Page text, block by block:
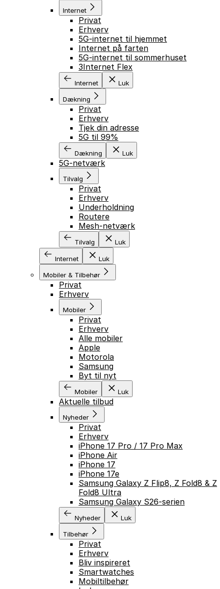
Internet
Privat
Erhverv
5G-internet til hjemmet
Internet på farten
5G-internet til sommerhuset
3Internet Flex
Internet Luk
Dækning
Privat
Erhverv
Tjek din adresse
5G til 99%
Dækning Luk
5G-netværk
Tilvalg
Privat
Erhverv
Underholdning
Routere
Mesh-netværk
Tilvalg Luk
Internet Luk
Mobiler & Tilbehør
Privat
Erhverv
Mobiler
Privat
Erhverv
Alle mobiler
Apple
Motorola
Samsung
Byt til nyt
Mobiler Luk
Aktuelle tilbud
Nyheder
Privat
Erhverv
iPhone 17 Pro / 17 Pro Max
iPhone Air
iPhone 17
iPhone 17e
Samsung Galaxy Z Flip8, Z Fold8 & Z
Fold8 Ultra
Samsung Galaxy S26-serien
Nyheder Luk
Tilbehør
Privat
Erhverv
Bliv inspireret
Smartwatches
Mobiltilbehør